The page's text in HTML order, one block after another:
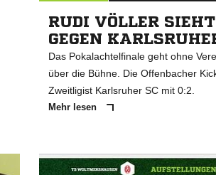
RUDI VÖLLER
GEGEN
Das Pokalachtelfinale geht ohne
über die Bühne. Die Offenbacher
Zweitligist Karlsruher SC mit 0:2.
Mehr lesen